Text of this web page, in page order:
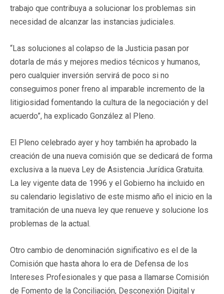
trabajo que contribuya a solucionar los problemas sin
necesidad de alcanzar las instancias judiciales.
“Las soluciones al colapso de la Justicia pasan por
dotarla de más y mejores medios técnicos y humanos,
pero cualquier inversión servirá de poco si no
conseguimos poner freno al imparable incremento de la
litigiosidad fomentando la cultura de la negociación y del
acuerdo”, ha explicado González al Pleno.
El Pleno celebrado ayer y hoy también ha aprobado la
creación de una nueva comisión que se dedicará de forma
exclusiva a la nueva Ley de Asistencia Jurídica Gratuita.
La ley vigente data de 1996 y el Gobierno ha incluido en
su calendario legislativo de este mismo año el inicio en la
tramitación de una nueva ley que renueve y solucione los
problemas de la actual.
Otro cambio de denominación significativo es el de la
Comisión que hasta ahora lo era de Defensa de los
Intereses Profesionales y que pasa a llamarse Comisión
de Fomento de la Conciliación, Desconexión Digital y